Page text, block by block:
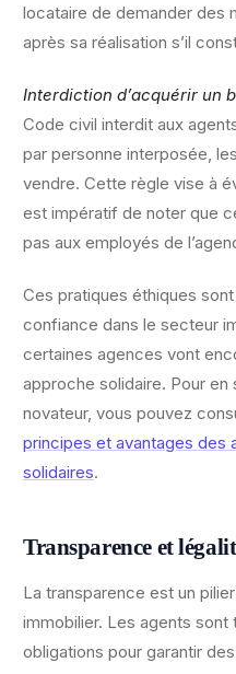
locataire de demander des
après sa réalisation s’il
Interdiction d’acquérir un
Code civil interdit aux
par personne interposée,
vendre. Cette règle vise à
est impératif de noter que
pas aux employés de
Ces pratiques éthiques
confiance dans le secteur
certaines agences vont
approche solidaire. Pour
novateur, vous pouvez
principes et avantages des
solidaires.
Transparence et
La transparence est un
immobilier. Les agents
obligations pour garantir